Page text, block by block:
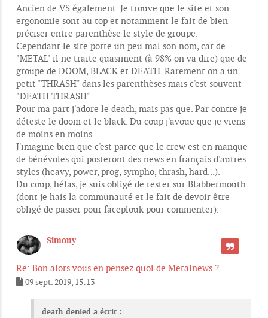
e
s
a
g
e
Ancien de VS également. Je trouve que le site et son
ergonomie sont au top et notamment le fait de bien
préciser entre parenthèse le style de groupe.
Cependant le site porte un peu mal son nom, car de
"METAL" il ne traite quasiment (à 98% on va dire) que de
groupe de DOOM, BLACK et DEATH. Rarement on a un
petit "THRASH" dans les parenthèses mais c'est souvent
"DEATH THRASH".
Pour ma part j'adore le death, mais pas que. Par contre je
déteste le doom et le black. Du coup j'avoue que je viens
de moins en moins.
J'imagine bien que c'est parce que le crew est en manque
de bénévoles qui posteront des news en français d'autres
styles (heavy, power, prog, sympho, thrash, hard...).
Du coup, hélas, je suis obligé de rester sur Blabbermouth
(dont je hais la communauté et le fait de devoir être
obligé de passer pour faceplouk pour commenter).
Simony
Re: Bon alors vous en pensez quoi de Metalnews ?
CITER
09 sept. 2019, 15:13
death_denied a écrit :